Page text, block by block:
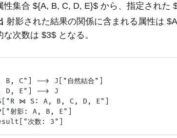
性集合 ${A, B, C, D, E}$ から、指定された
射影された結果の関係に含まれる属性は
な次数は $3$ となる。
C"] --> J["自然結合"]
D, E"] --> J
⋈ S: A, B, C, D, E"]
射影: A, B, E"]